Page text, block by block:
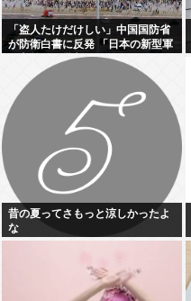
「盗人たけだけしい」中国国防省
が防衛白書に反発 「日本の新型軍
国主義」と批判
昔の夏ってさもっと涼しかったよ
な